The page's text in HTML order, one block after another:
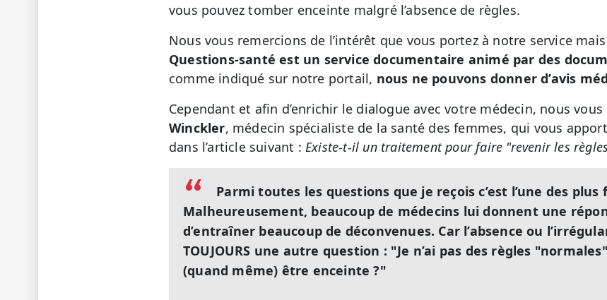
vous pouvez tomber enceinte malgré l’absence de règles.
Nous vous remercions de l’intérêt que vous portez à notre service
Questions-santé est un service documentaire animé par des
comme indiqué sur notre portail, nous ne pouvons donner d’avis
Cependant et afin d’enrichir le dialogue avec votre médecin, nous
Winckler, médecin spécialiste de la santé des femmes, qui vous
dans l’article suivant : Existe-t-il un traitement pour faire "revenir les
Parmi toutes les questions que je reçois c’est l’une des
Malheureusement, beaucoup de médecins lui donnent une
d’entraîner beaucoup de déconvenues. Car l’absence ou
TOUJOURS une autre question : "Je n’ai pas des règles
(quand même) être enceinte ?"